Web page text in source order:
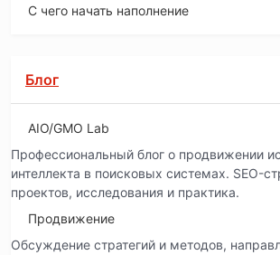
С чего начать наполнение
Блог
AIO/GMO Lab
Профессиональный блог о продвижении
интеллекта в поисковых системах. SEO-
проектов, исследования и практика.
Продвижение
Обсуждение стратегий и методов,